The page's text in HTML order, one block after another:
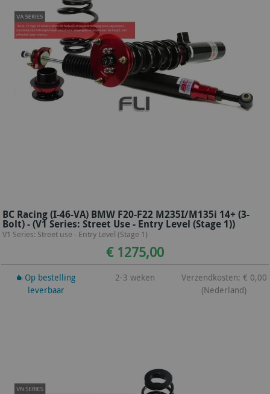
BC Racing (I-46-VA) BMW F20-F22 M235I/M135i 14+ (3-
Bolt) - (V1 Series: Street Use - Entry Level (Stage 1))
V1 Series: Street use - Entry Level (Stage 1)
€ 1275,00
Op bestelling
leverbaar
2-3 weken
Verzendkosten: € 0,00
(Nederland)